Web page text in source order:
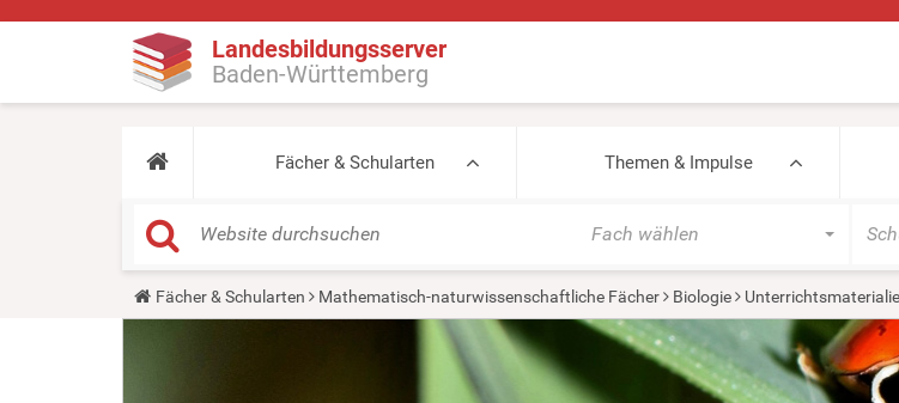
Landesbildungsserver
Baden-Württemberg
Fächer & Schularten Themen & Impulse
Fach wählen
Y
o
Fächer & Schularten Mathematisch-naturwissenschaftliche Fächer Biologie